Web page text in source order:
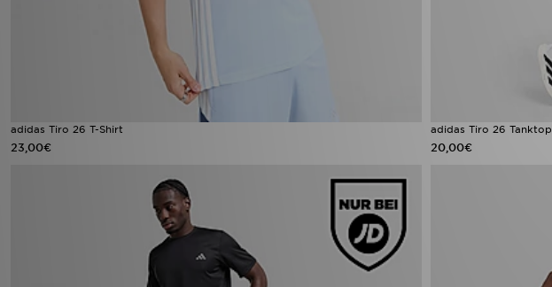
adidas Tiro 26 T-Shirt
23,00€
adidas Tiro 26 Tanktop
20,00€